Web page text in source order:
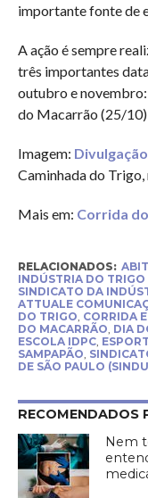
importante fonte de
A ação é sempre
três importantes
outubro e
do Macarrão (25/
Imagem: Divulgação
Caminhada do
Mais em: Corrida
RELACIONADOS:
INDÚSTRIA DO
SINDICATO DA
ATTUALE
DO TRIGO CORRIDA
DO MACARRÃO DIA
ESCOLA IDPC,
SAMPAPÃO
DE SÃO PAULO
RECOMENDADOS
Nem